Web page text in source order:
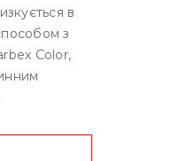
в
з
Color,